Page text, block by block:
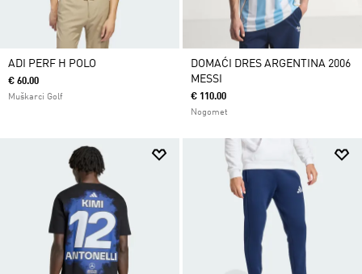
ADI PERF H POLO
€ 60.00
Muškarci Golf
DOMAĆI DRES ARGENTINA 2006
MESSI
€ 110.00
Nogomet